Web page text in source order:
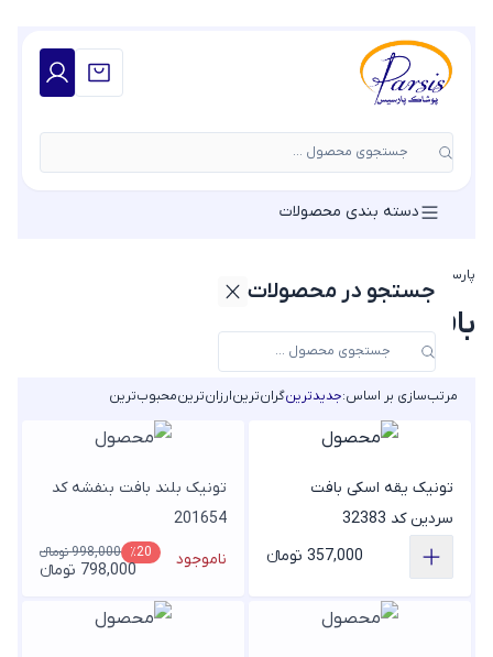
جستجوی محصول ...
جستجو در محصولات
دسته بندی محصولات
پارسیس مد
بافت بلند زنانه
مرتب‌سازی بر اساس:جدیدترینگران‌ترینارزان‌ترینمحبوب‌ترین
تونیک یقه اسکی بافت
سردین کد 32383
357,000 تومانء
تونیک بلند بافت بنفشه کد
201654
ناموجود
٪20 998,000 تومانء
798,000 تومانء